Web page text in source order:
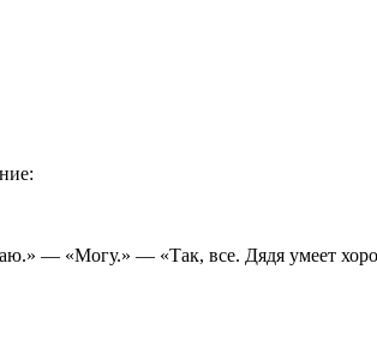
— «Могу.» — «Так, все. Дядя умеет